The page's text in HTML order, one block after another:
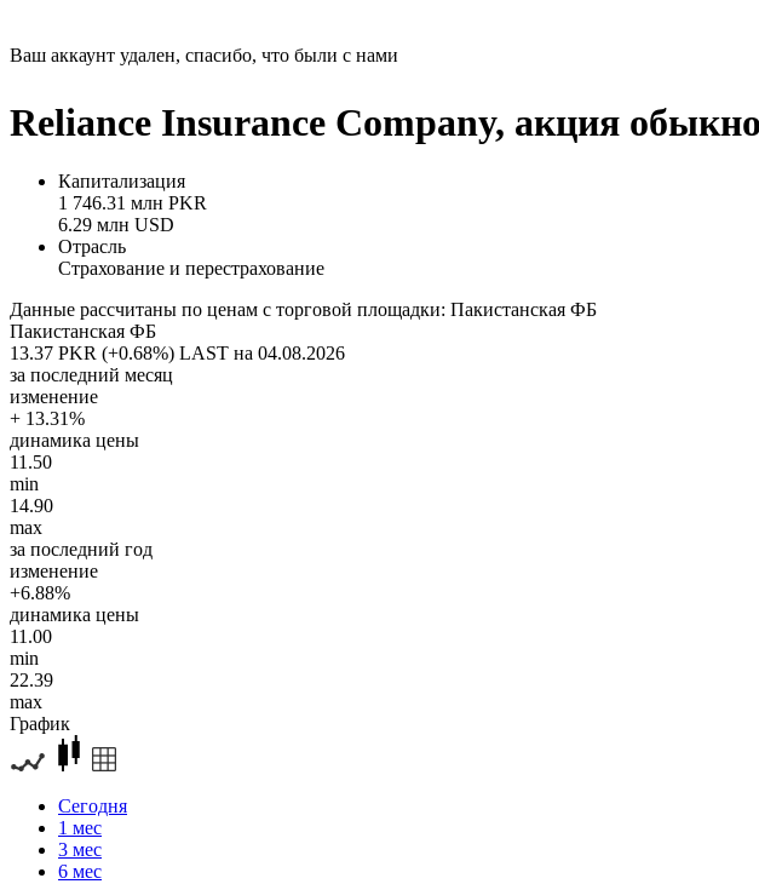
Ваш аккаунт удален, спасибо, что были с нами
Reliance Insurance Company, акция
Капитализация
1 746.31 млн PKR
6.29 млн USD
Отрасль
Страхование и перестрахование
Данные рассчитаны по ценам с торговой площадки: Пакистанская ФБ
Пакистанская ФБ
13.37 PKR (+0.68%) LAST на 04.08.2026
за последний месяц
изменение
+ 13.31%
динамика цены
11.50
min
14.90
max
за последний год
изменение
+6.88%
динамика цены
11.00
min
22.39
max
График
Сегодня
1 мес
3 мес
6 мес